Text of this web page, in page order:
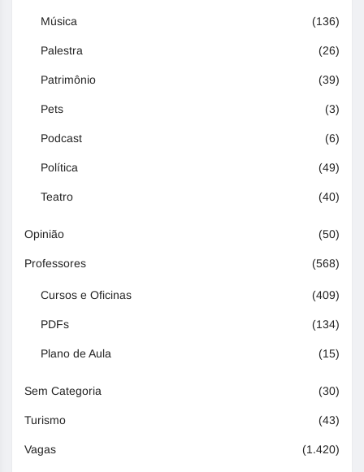
Música (136)
Palestra (26)
Patrimônio (39)
Pets (3)
Podcast (6)
Política (49)
Teatro (40)
Opinião (50)
Professores (568)
Cursos e Oficinas (409)
PDFs (134)
Plano de Aula (15)
Sem Categoria (30)
Turismo (43)
Vagas (1.420)